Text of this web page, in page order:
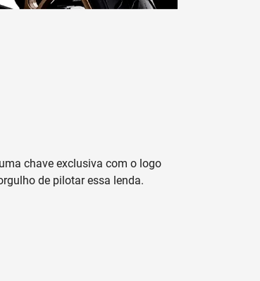
chave exclusiva com o logo
de pilotar essa lenda.